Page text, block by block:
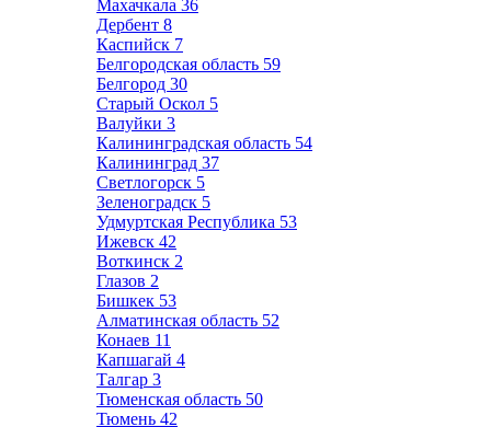
Махачкала 36
Дербент 8
Каспийск 7
Белгородская область 59
Белгород 30
Старый Оскол 5
Валуйки 3
Калининградская область 54
Калининград 37
Светлогорск 5
Зеленоградск 5
Удмуртская Республика 53
Ижевск 42
Воткинск 2
Глазов 2
Бишкек 53
Алматинская область 52
Конаев 11
Капшагай 4
Талгар 3
Тюменская область 50
Тюмень 42